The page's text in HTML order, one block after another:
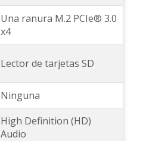
Una ranura M.2 PCIe® 3.0
x4
Lector de tarjetas SD
Ninguna
High Definition (HD)
Audio